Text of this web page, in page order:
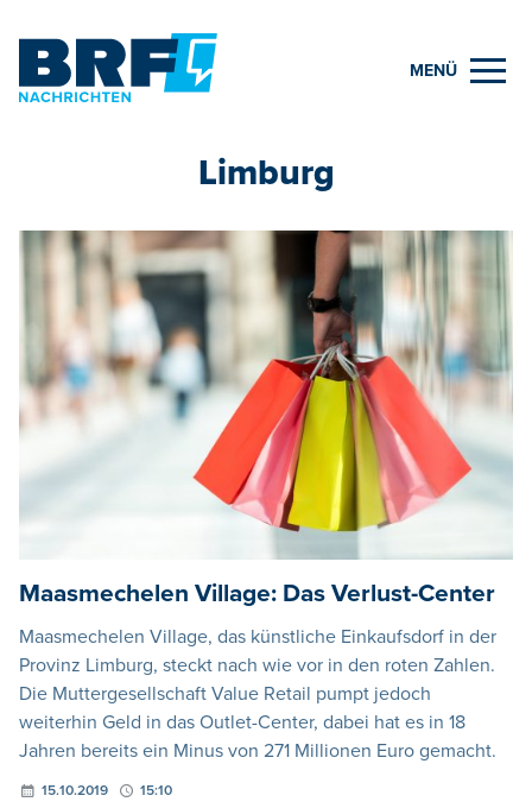
MENÜ
Limburg
Maasmechelen Village: Das Verlust-Center
Maasmechelen Village, das künstliche Einkaufsdorf in der
Provinz Limburg, steckt nach wie vor in den roten Zahlen.
Die Muttergesellschaft Value Retail pumpt jedoch
weiterhin Geld in das Outlet-Center, dabei hat es in 18
Jahren bereits ein Minus von 271 Millionen Euro gemacht.
15.10.2019 15:10